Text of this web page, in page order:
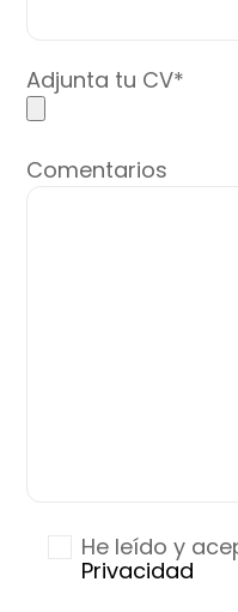
Adjunta tu CV*
Comentarios
He leído y
Privacidad